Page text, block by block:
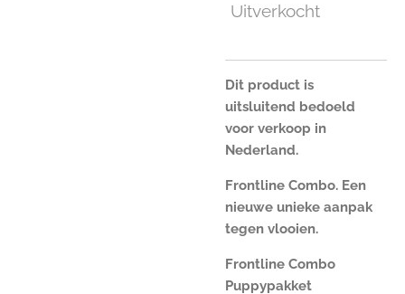
Uitverkocht
Dit product is
uitsluitend bedoeld
voor verkoop in
Nederland.
Frontline Combo. Een
nieuwe unieke aanpak
tegen vlooien.
Frontline Combo
Puppypakket